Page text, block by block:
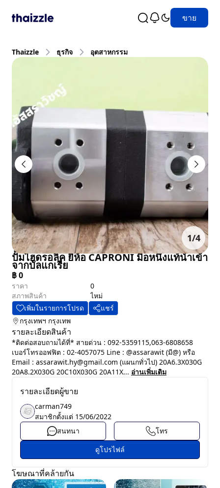
ขาย
Thaizzle ธุรกิจ อุตสาหกรรม
1/4
ปั้มไฮดรอลิค ยี่ห้อ CAPRONI มือหนึ่งแท้นำเข้า
จากบัลแกเรีย
฿0
ราคา
0
สภาพสินค้า
ไหม่
เพิ่มในรายการโปรด
แชร์
กรุงเทพฯ กรุงเทพ
รายละเอียดสินค้า
*ติดต่อสอบถามได้ที่* สายด่วน : 092-5359115,063-6808658
เบอร์โทรออฟฟิต : 02-4057075 Line : @assarawit (มี@) หรือ
Email : assarawit.hy@gmail.com (แผนกทั่วไป) 20A6.3X030G
20A8.2X030G 20C10X030G 20A11X... อ่านเพิ่มเติม
รายละเอียดผู้ขาย
carman749
สมาชิกตั้งแต่ 15/06/2022
สนทนา
โทร
ดูโปรไฟล์
โฆษณาที่คล้ายกัน